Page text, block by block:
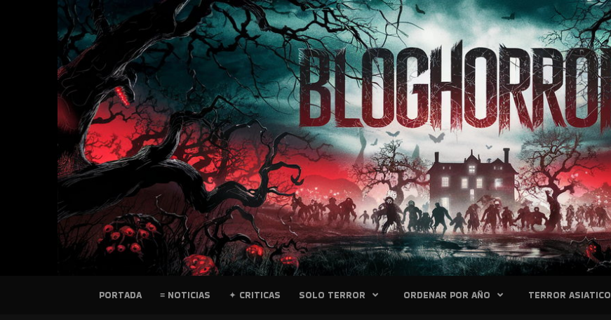
PELICULAS
PORTADA ≡ NOTICIAS ✦ CRITICAS SOLO TERROR ORDENAR POR AÑO TERROR ASIATICO